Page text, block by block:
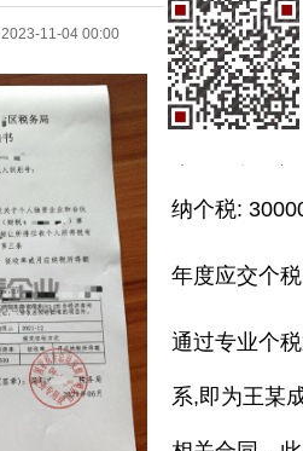
2023-11-04 00:00
案例:
纳个税:
年度应交个
通过专业个
系,即为王某